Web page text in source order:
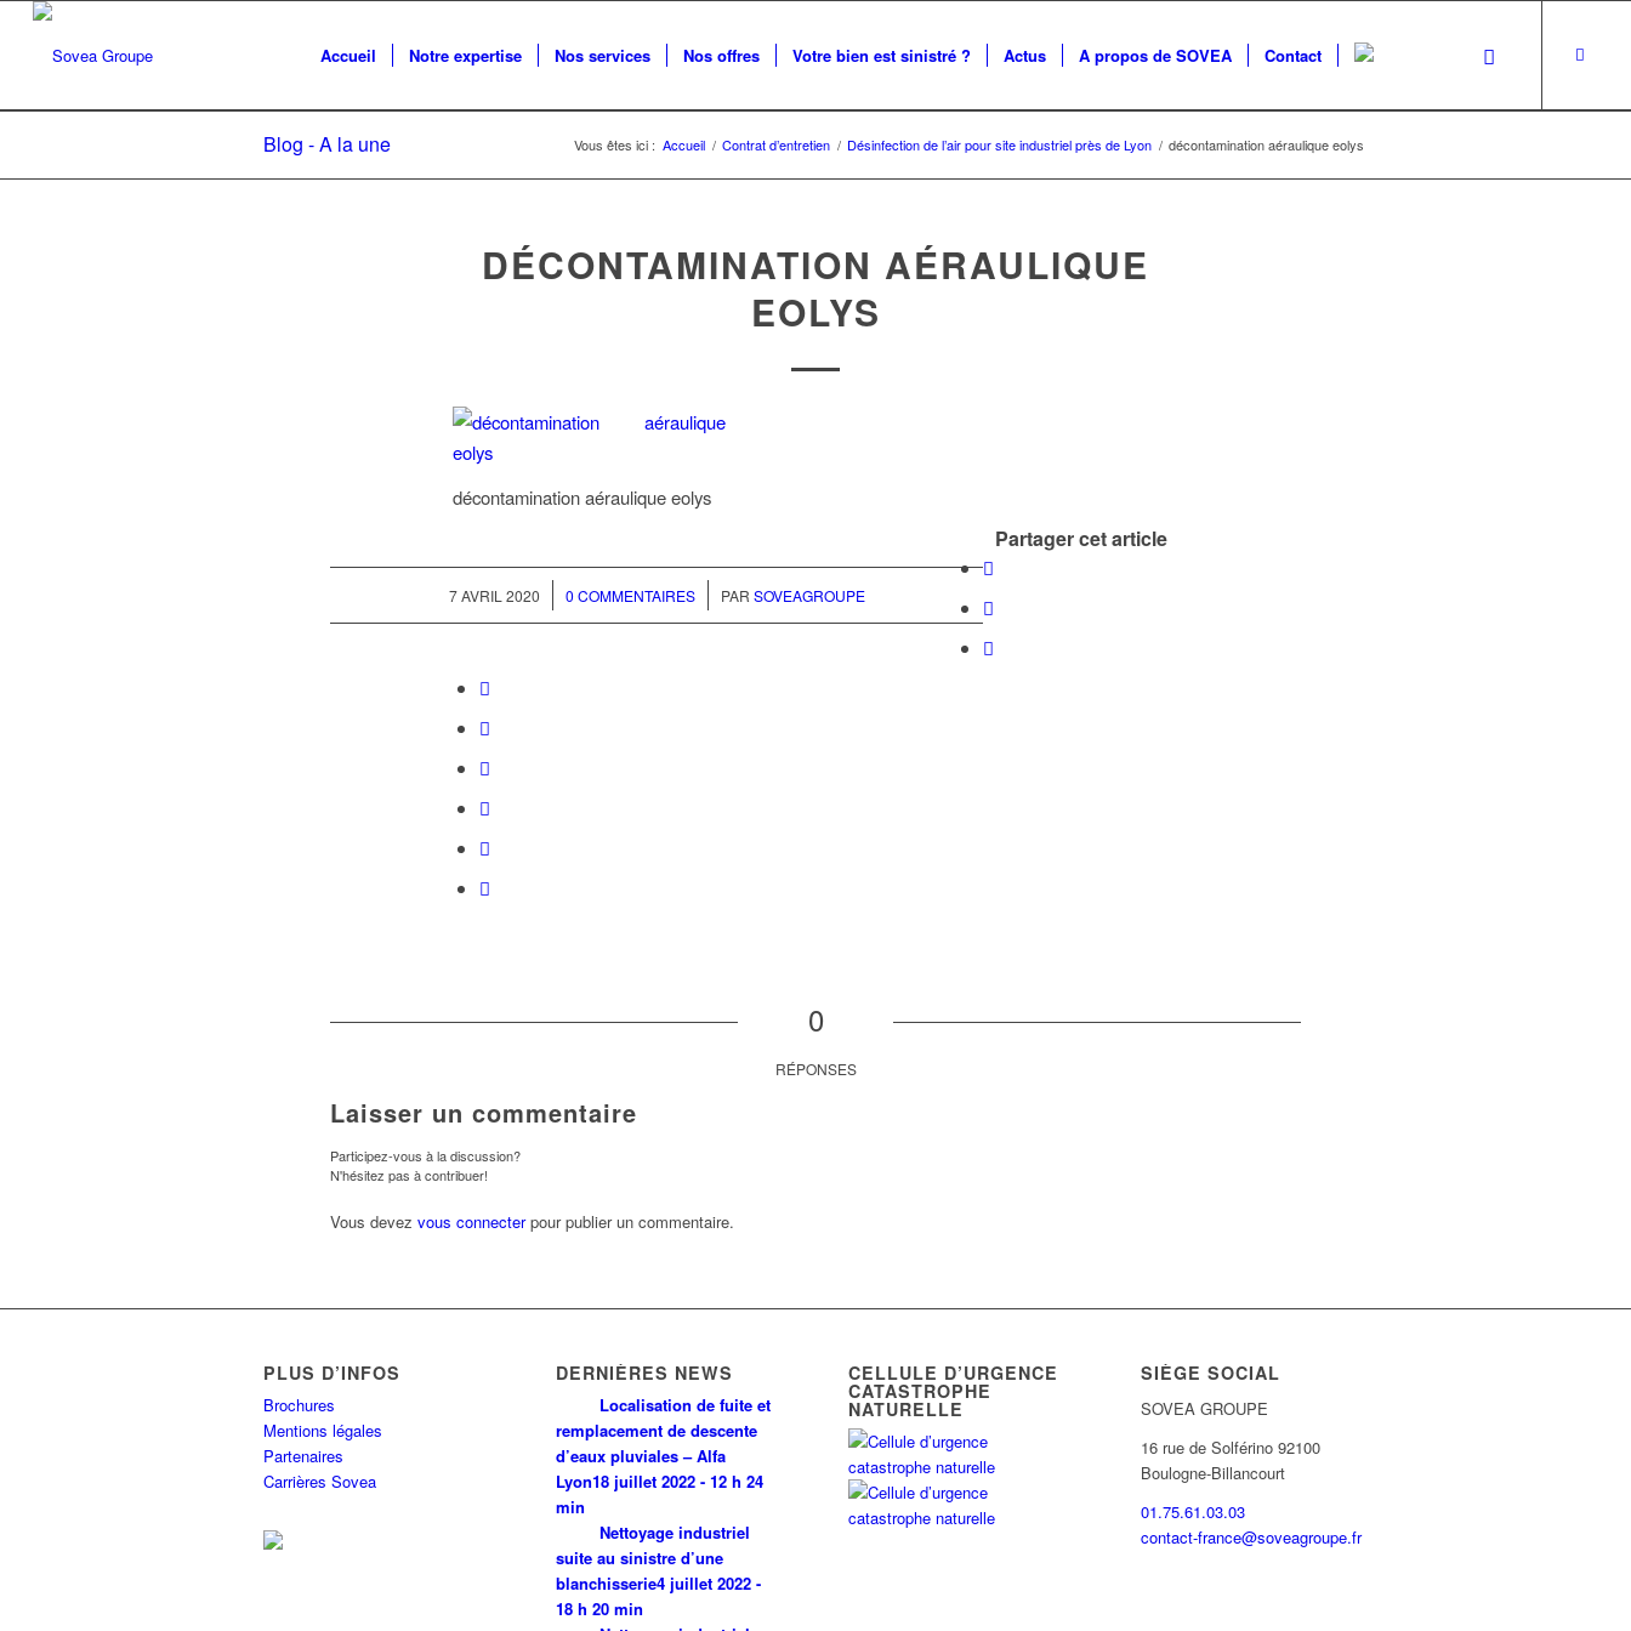
Accueil Notre expertise Nos services Nos offres Votre bien est sinistré ? Actus A propos de SOVEA Contact
Blog - A la une Vous êtes ici : Accueil / Contrat d’entretien / Désinfection de l’air pour site industriel près de Lyon / décontamination aéraulique eolys
DÉCONTAMINATION AÉRAULIQUE
EOLYS
décontamination aéraulique eolys
7 AVRIL 2020
/ 0 COMMENTAIRES
/ PAR SOVEAGROUPE
Partager cet article
0
RÉPONSES
Laisser un commentaire
Participez-vous à la discussion?
N'hésitez pas à contribuer!
Vous devez vous connecterpour publier un commentaire.
PLUS D’INFOS
Brochures
Mentions légales
Partenaires
Carrières Sovea
DERNIÈRES NEWS
Localisation de fuite et
remplacement de descente
d’eaux pluviales – Alfa
Lyon18 juillet 2022 - 12 h 24
min
Nettoyage industriel
suite au sinistre d’une
blanchisserie4 juillet 2022 -
18 h 20 min
CELLULE D’URGENCE
CATASTROPHE
NATURELLE
SIÈGE SOCIAL
SOVEA GROUPE
16 rue de Solférino 92100
Boulogne-Billancourt
01.75.61.03.03
contact-france@soveagroupe.fr